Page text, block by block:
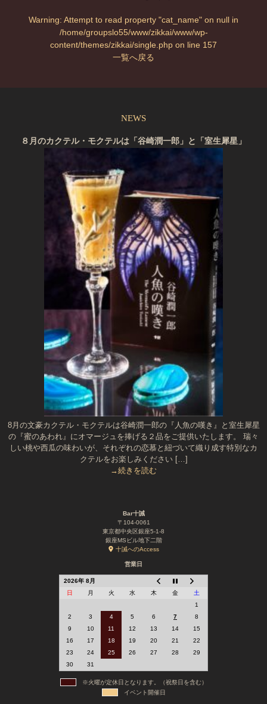
Warning: Attempt to read property "cat_name" on null in
/home/groupslo55/www/zikkai/www/wp-
content/themes/zikkai/single.php on line 157
一覧へ戻る
NEWS
８月のカクテル・モクテルは「谷崎潤一郎」と「室生犀星」
8月の文豪カクテル・モクテルは谷崎潤一郎の『人魚の嘆き』と室生犀星
の『蜜のあわれ』にオマージュを捧げる２品をご提供いたします。 瑞々
しい桃や西瓜の味わいが、それぞれの恋慕と紐づいて織り成す特別なカ
クテルをお楽しみください […]
→続きを読む
Bar十誡
〒104-0061
東京都中央区銀座5-1-8
銀座MSビル地下二階
十誡へのAccess
営業日
2026年 8月
日
月 火 水 木 金
土
1
2
3 4 5 6 7
8
9
10 11 12 13 14
15
16
17 18 19 20 21
22
23
24 25 26 27 28
29
30
31
※火曜が定休日となります。（祝祭日を含む）
イベント開催日